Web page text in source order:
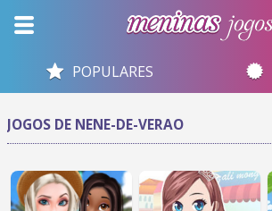
POPULARES
JOGOS DE NENE-DE-VERAO